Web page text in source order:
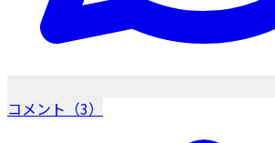
コメント（3）